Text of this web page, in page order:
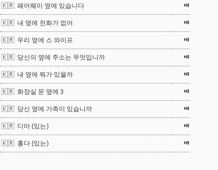
🇰🇷 페어웨이 옆에 있습니다 ⏯
🇰🇷 내 옆에 전화가 없어 ⏯
🇰🇷 우리 옆에 스 와이프 ⏯
🇰🇷 당신의 옆에 주소는 무엇입니까 ⏯
🇰🇷 내 옆에 뭐가 있을까 ⏯
🇰🇷 화장실 문 옆에 3 ⏯
🇰🇷 당신 옆에 가족이 있습니까 ⏯
🇰🇷 디마 (있는) ⏯
🇰🇷 홍다 (있는) ⏯